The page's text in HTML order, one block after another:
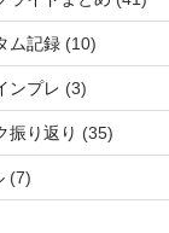
ム記録(10)
ンプレ (3)
振り返り (35)
(7)